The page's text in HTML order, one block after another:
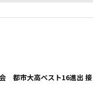
会 都市大高ベスト16進出 接